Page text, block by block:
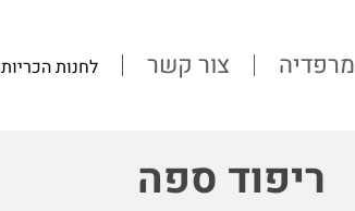
מרפדיה צור קשר לחנות הכריות
ריפוד ספה